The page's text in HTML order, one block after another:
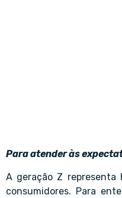
Para atender às
A geração Z representa
consumidores. Para